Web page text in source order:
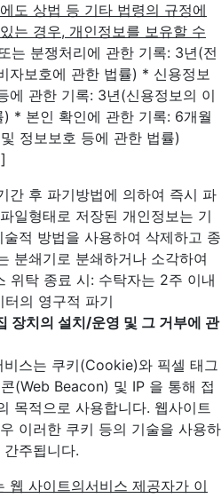
도 상법 등 기타 법령의 규정에
는 경우, 개인정보를 보유할 수
는 분쟁처리에 관한 기록: 3년(전
자보호에 관한 법률) * 신용정보
에 관한 기록: 3년(신용정보의 이
) * 본인 확인에 관한 기록: 6개월
정보보호 등에 관한 법률)
간 후 파기방법에 의하여 즉시 파
일형태로 저장된 개인정보는 기
적 방법을 사용하여 삭제하고 종
분쇄기로 분쇄하거나 소각하여
위탁 종료 시: 수탁자는 2주 이내
의 영구적 파기
장치의 설치/운영 및 그 거부에 관
스는 쿠키(Cookie)와 픽셀 태그
(Web Beacon) 및 IP 을 통해 접
목적으로 사용합니다. 웹사이트
이러한 쿠키 등의 기술을 사용하
주됩니다.
웹 사이트의서비스 제공자가 이